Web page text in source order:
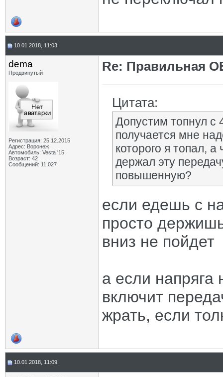
10.01.2018, 11:03
dema
Продвинутый
Регистрация: 25.12.2015
Адрес: Воронеж
Автомобиль: Vesta '15
Возраст: 42
Сообщений: 11,027
Re: Правильная
Цитата:
Допустим топнул с
получается мне
которого я топал,
держал эту
повышенную?
если едешь с
просто
вниз не пойдет
а если напряга
включит
жрать, если
10.01.2018, 11:09